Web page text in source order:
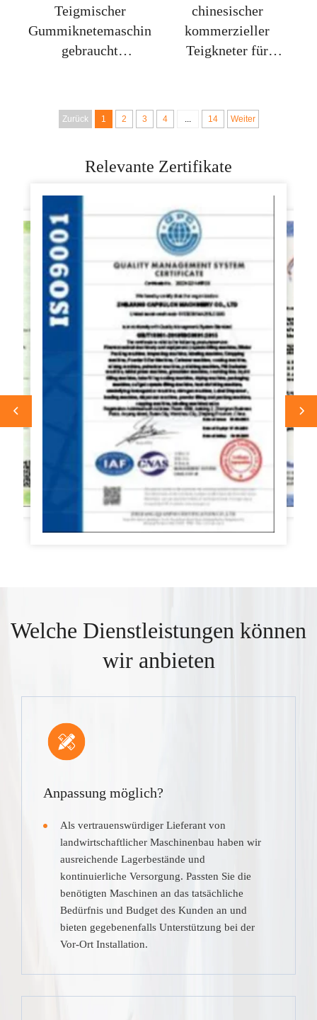
Teigmischer
Gummiknetemaschine
gebraucht
chinesischer
kommerzieller
Teigkneter für
spiralförmiger
Teigmischer,
Kneten
Zurück 1 2 3 4 ... 14 Weiter
Relevante Zertifikate
Welche Dienstleistungen können
wir anbieten
Anpassung möglich?
Als vertrauenswürdiger Lieferant von
landwirtschaftlicher Maschinenbau haben wir
ausreichende Lagerbestände und
kontinuierliche Versorgung. Passten Sie die
benötigten Maschinen an das tatsächliche
Bedürfnis und Budget des Kunden an und
bieten gegebenenfalls Unterstützung bei der
Vor-Ort Installation.